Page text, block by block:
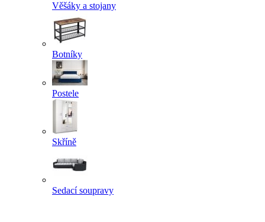
Věšáky a stojany
Botníky
Postele
Skříně
Sedací soupravy